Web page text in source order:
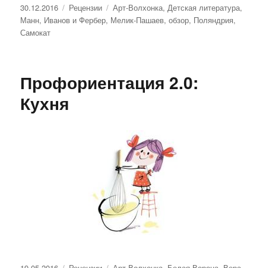
Опубликовано
30.12.2016 Рубрики
Рецензии Метки
Арт-Волхонка, Детская литература,
Манн, Иванов и Фербер, Мелик-Пашаев,обзор, Поляндрия,
Самокат
Профориентация 2.0:
Кухня